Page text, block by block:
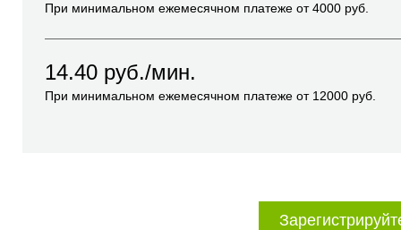
При минимальном ежемесячном платеже от4000 руб.
14.40 руб./мин.
При минимальном ежемесячном платеже от 12000 руб.